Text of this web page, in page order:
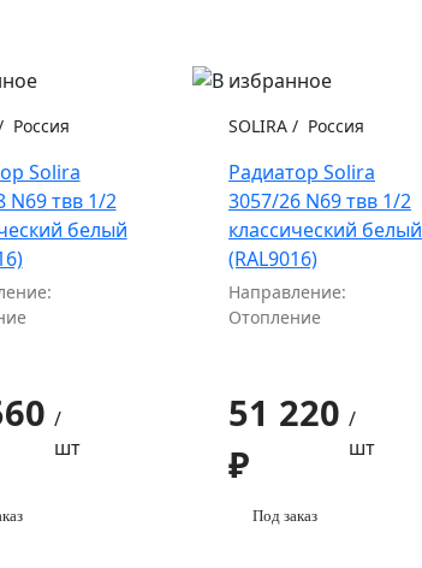
Россия
Solira
N69 твв 1/2
белый
/
шт
SOLIRA / Россия
Радиатор Solira
3057/26 N69 твв 1/2
классический белый
(RAL9016)
Направление:
Отопление
51 220
₽
/
шт
Под заказ